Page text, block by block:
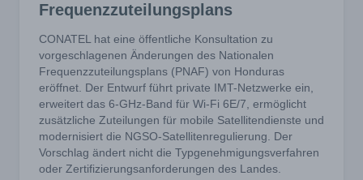
Frequenzzuteilungsplans
CONATEL hat eine öffentliche Konsultation zu
vorgeschlagenen Änderungen des Nationalen
Frequenzzuteilungsplans (PNAF) von Honduras
eröffnet. Der Entwurf führt private IMT-Netzwerke ein,
erweitert das 6-GHz-Band für Wi-Fi 6E/7, ermöglicht
zusätzliche Zuteilungen für mobile Satellitendienste und
modernisiert die NGSO-Satellitenregulierung. Der
Vorschlag ändert nicht die Typgenehmigungsverfahren
oder Zertifizierungsanforderungen des Landes.